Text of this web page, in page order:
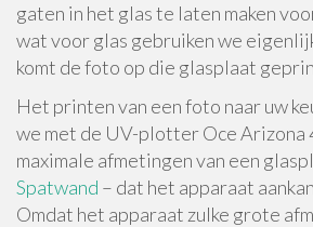
gaten in het glas te laten maken
wat voor glas gebruiken we
komt de foto op die glasplaat
Het printen van een foto naar uw
we met de UV-plotter Oce Arizona
maximale afmetingen van een
Spatwand – dat het apparaat
Omdat het apparaat zulke grote